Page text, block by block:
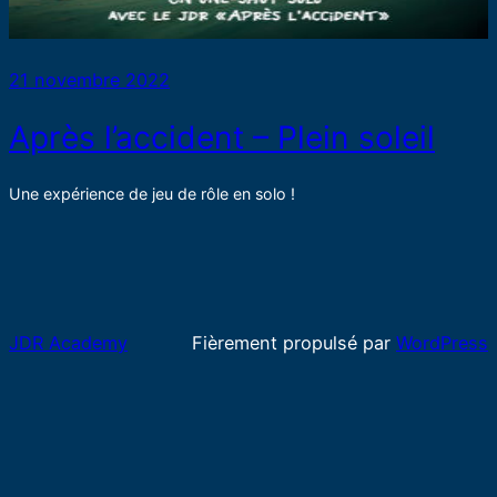
21 novembre 2022
Après l’accident – Plein soleil
Une expérience de jeu de rôle en solo !
JDR Academy Fièrement propulsé par WordPress